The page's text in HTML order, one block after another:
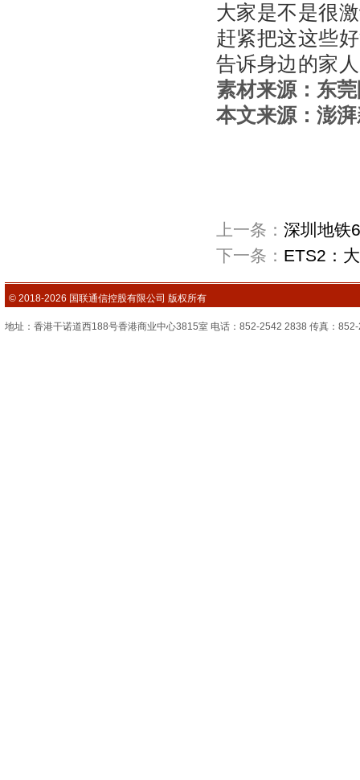
大家是不是很
赶紧把这这些
告诉身边的家
素材来源：东
本文来源：澎湃
上一条： 深圳地铁
下一条： ETS2：
© 2018-2026 国联通信控股有限公司 版权所有
地址：香港干诺道西188号香港商业中心3815室 电话：852-2542 2838 传真：